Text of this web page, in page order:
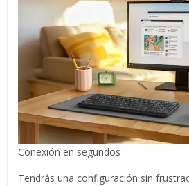
Conexión en segundos
Tendrás una configuración sin